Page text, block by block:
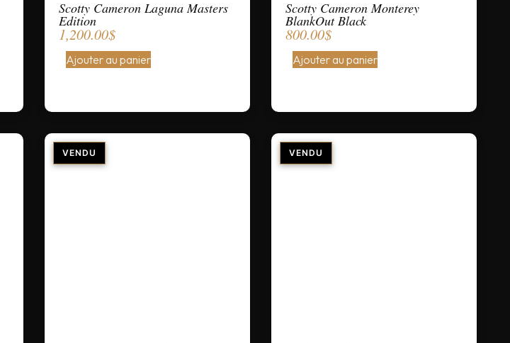
Scotty Cameron Laguna Masters
Edition
1,200.00$
Ajouter au panier
Scotty Cameron Monterey
BlankOut Black
800.00$
Ajouter au panier